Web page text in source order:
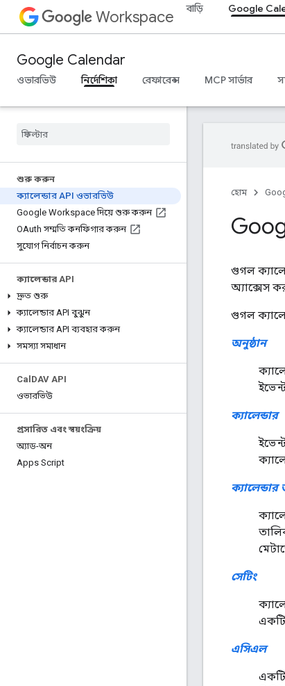
Workspace বাড়ি Google
Google Calendar
ওভারভিউ নির্দেশিকা রেফারেন্স MCP সার্ভার
শুরু করুন
ক্যালেন্ডার API ওভারভিউ
Google Workspace দিয়ে শুরু করুন
OAuth সম্মতি কনফিগার করুন
সুযোগ নির্বাচন করুন
ক্যালেন্ডার API
দ্রুত শুরু
ক্যালেন্ডার API বুঝুন
ক্যালেন্ডার API ব্যবহার করুন
সমস্যা সমাধান
Cal DAV API
ওভারভিউ
প্রসারিত এবং স্বয়ংক্রিয়
অ্যাড-অন
Apps Script
হোম
গুগল
অ্যাক্সেস
গুগল
অনুষ্ঠান
ক্যালেন্ডার
ক্যালেন্ডার
সেটিং
একটি
এসিএল